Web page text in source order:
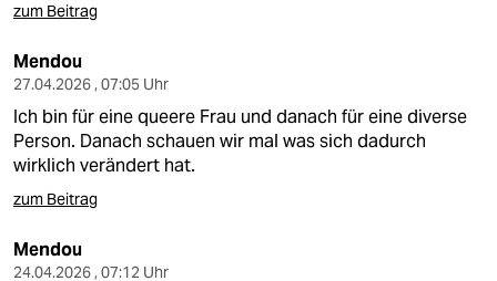
zum Beitrag
Mendou
27.04.2026 , 07:05 Uhr
Ich bin für eine queere Frau und danach für eine diverse
Person. Danach schauen wir mal was sich dadurch
wirklich verändert hat.
zum Beitrag
Mendou
24.04.2026 , 07:12 Uhr